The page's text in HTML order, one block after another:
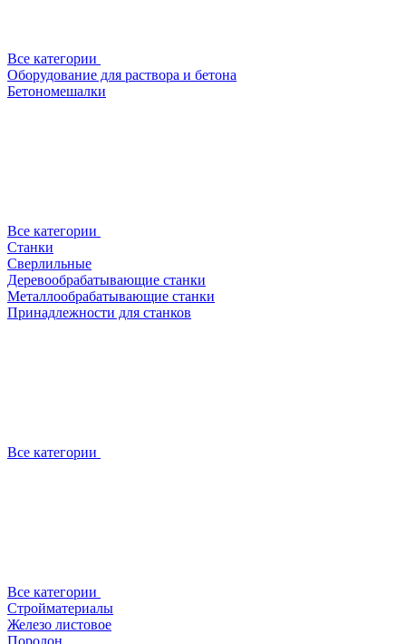
Все категории
Оборудование для раствора и бетона
Бетономешалки
Все категории
Станки
Сверлильные
Деревообрабатывающие станки
Металлообрабатывающие станки
Принадлежности для станков
Все категории
Все категории
Стройматериалы
Железо листовое
Поролон